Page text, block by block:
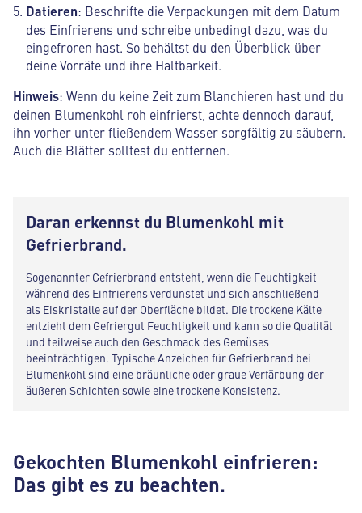
Datieren: Beschrifte die Verpackungen mit dem Datum
des Einfrierens und schreibe unbedingt dazu, was du
eingefroren hast. So behältst du den Überblick über
deine Vorräte und ihre Haltbarkeit.
Hinweis: Wenn du keine Zeit zum Blanchieren hast und du
deinen Blumenkohl roh einfrierst, achte dennoch darauf,
ihn vorher unter fließendem Wasser sorgfältig zu säubern.
Auch die Blätter solltest du entfernen.
Daran erkennst du Blumenkohl mit
Gefrierbrand.
Sogenannter Gefrierbrand entsteht, wenn die Feuchtigkeit
während des Einfrierens verdunstet und sich anschließend
als Eiskristalle auf der Oberfläche bildet. Die trockene Kälte
entzieht dem Gefriergut Feuchtigkeit und kann so die Qualität
und teilweise auch den Geschmack des Gemüses
beeinträchtigen. Typische Anzeichen für Gefrierbrand bei
Blumenkohl sind eine bräunliche oder graue Verfärbung der
äußeren Schichten sowie eine trockene Konsistenz.
Gekochten Blumenkohl einfrieren:
Das gibt es zu beachten.